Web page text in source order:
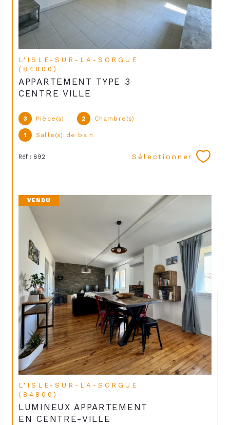
L'ISLE-SUR-LA-SORGUE
(84800)
APPARTEMENT TYPE 3
CENTRE VILLE
3 Pièce(s) 2 Chambre(s)
1 Salle(s) de bain
Réf : 892 Sélectionner
VENDU
L'ISLE-SUR-LA-SORGUE
(84800)
LUMINEUX APPARTEMENT
EN CENTRE-VILLE